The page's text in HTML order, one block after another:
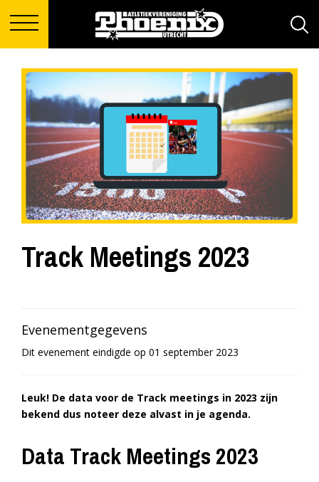
Track Meetings 2023
Evenementgegevens
Dit evenement eindigde op 01 september 2023
Leuk! De data voor de Track meetings in 2023 zijn
bekend dus noteer deze alvast in je agenda.
Data Track Meetings 2023